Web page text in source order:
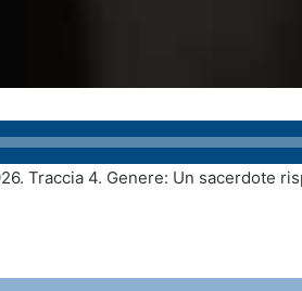
Traccia 4. Genere: Un sacerdote